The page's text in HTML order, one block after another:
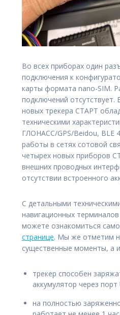
Во всех приборах один
подключения к
карты формата nano-SIM.
подключений отсутствует.
новых трекера СТАРТ
техническими
ГЛОНАСС/GPS/Beidou, BLE
работы в сетях сотовой
четырех новых приборов
внешних проводных
отсутствии встроенного
С детальными
навигационных
можете ознакомиться
странице. Мы же отметим
существенные моменты, а
трекер способен
аккумулятор через порт
на полностью